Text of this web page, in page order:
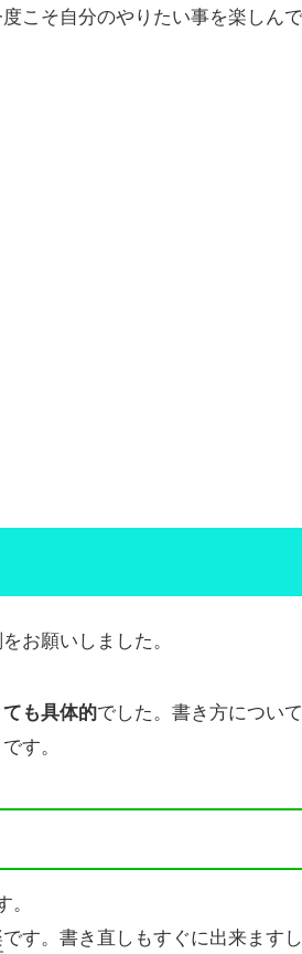
こそ自分のやりたい事を楽しん
お願いしました。
も具体的でした。書き方につい
す。
。
です。書き直しもすぐに出来ます